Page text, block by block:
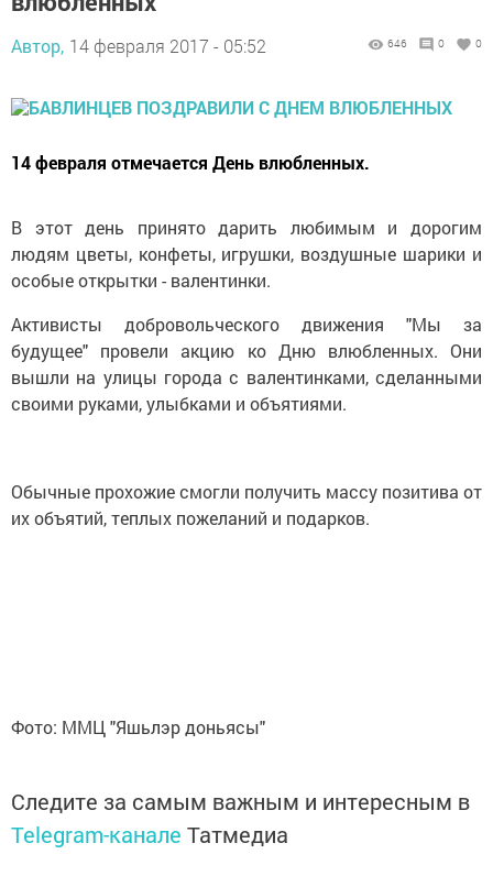
Автор, 14 февраля 2017 - 05:52 646 0 0
14 февраля отмечается День влюбленных.
В этот день принято дарить любимым и дорогим
людям цветы, конфеты, игрушки, воздушные шарики и
особые открытки - валентинки.
Активисты добровольческого движения "Мы за
будущее" провели акцию ко Дню влюбленных. Они
вышли на улицы города с валентинками, сделанными
своими руками, улыбками и объятиями.
Обычные прохожие смогли получить массу позитива от
их объятий, теплых пожеланий и подарков.
Фото: ММЦ "Яшьлэр доньясы"
Следите за самым важным и интересным в
Telegram-канале Татмедиа